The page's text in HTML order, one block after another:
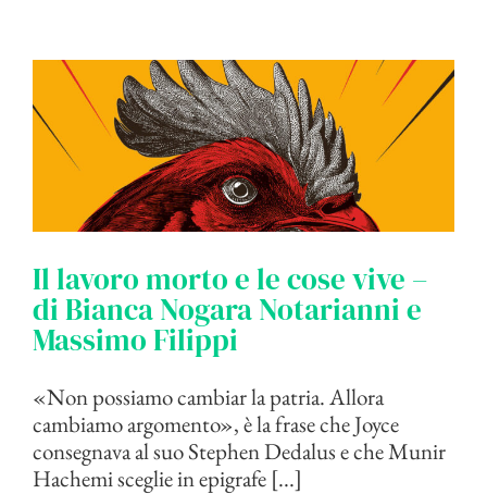
Il lavoro morto e le cose vive –
di Bianca Nogara Notarianni e
Massimo Filippi
«Non possiamo cambiar la patria. Allora
cambiamo argomento», è la frase che Joyce
consegnava al suo Stephen Dedalus e che Munir
Hachemi sceglie in epigrafe [...]